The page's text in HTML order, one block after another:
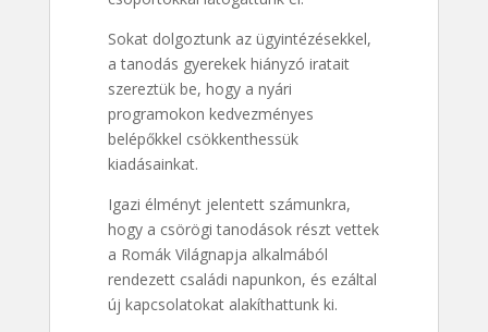
Sokat dolgoztunk az ügyintézésekkel,
a tanodás gyerekek hiányzó iratait
szereztük be, hogy a nyári
programokon kedvezményes
belépőkkel csökkenthessük
kiadásainkat.
Igazi élményt jelentett számunkra,
hogy a csörögi tanodások részt vettek
a Romák Világnapja alkalmából
rendezett családi napunkon, és ezáltal
új kapcsolatokat alakíthattunk ki.